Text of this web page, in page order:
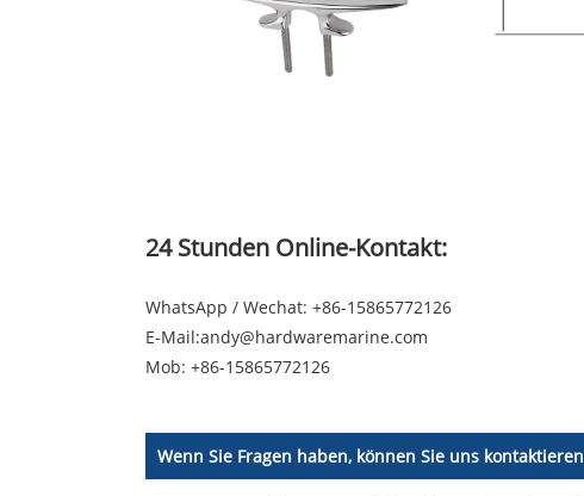
24 Stunden Online-Kontakt:
WhatsApp / Wechat: +86-15865772126
E-Mail:andy@hardwaremarine.com
Mob: +86-15865772126
Wenn Sie Fragen haben, können Sie uns kontaktieren